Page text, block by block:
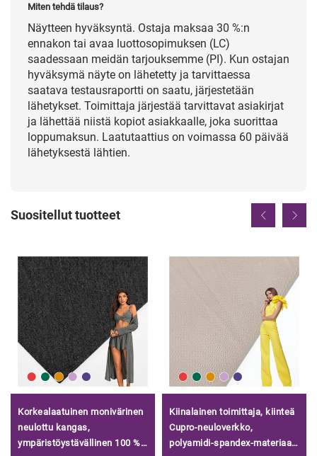
Miten tehdä tilaus?
Näytteen hyväksyntä. Ostaja maksaa 30 %:n
ennakon tai avaa luottosopimuksen (LC)
saadessaan meidän tarjouksemme (PI). Kun ostajan
hyväksymä näyte on lähetetty ja tarvittaessa
saatava testausraportti on saatu, järjestetään
lähetykset. Toimittaja järjestää tarvittavat asiakirjat
ja lähettää niistä kopiot asiakkaalle, joka suorittaa
loppumaksun. Laatutaattius on voimassa 60 päivää
lähetyksestä lähtien.
Suositellut tuotteet
Korkealaatuinen monivärinen
neulottu kangas,
ympäristöystävällinen 100 %
Kiinalainen toimittaja, kiinteä
Cupro-neuloverkko,
polyamidi-spandex-materiaali,